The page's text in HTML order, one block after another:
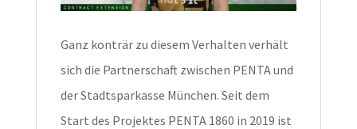
Ganz konträr zu diesem Verhalten verhält
sich die Partnerschaft zwischen PENTA und
der Stadtsparkasse München. Seit dem
Start des Projektes PENTA 1860 in 2019 ist